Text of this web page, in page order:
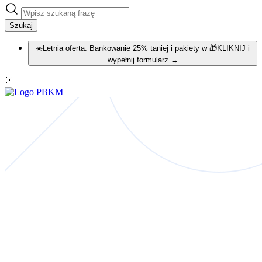
Szukaj
☀️Letnia oferta: Bankowanie 25% taniej i pakiety w 🎁KLIKNIJ i
wypełnij formularz →